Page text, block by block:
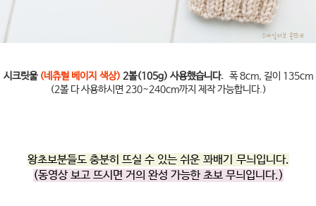
시크릿울 (네츄럴 베이지 색상) 2볼(105g) 사용했습니다.폭 8cm, 길이 135cm
(2볼 다 사용하시면 230~240cm까지 제작 가능합니다.)
왕초보분들도 충분히 뜨실 수 있는 쉬운 꽈배기 무늬입니다.
(동영상 보고 뜨시면 거의 완성 가능한 초보 무늬입니다.)